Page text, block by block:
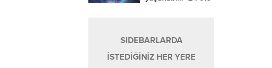
SIDEBARLARDA
İSTEDİĞİNİZ HER YERE